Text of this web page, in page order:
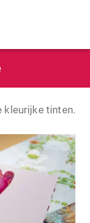
kleurijke tinten.